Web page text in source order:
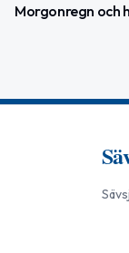
Morgonregn och